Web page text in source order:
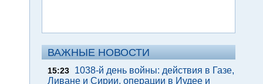
ВАЖНЫЕ НОВОСТИ
15:23
1038-й день войны: действия в Газе,
Ливане и Сирии, операции в Иудее и